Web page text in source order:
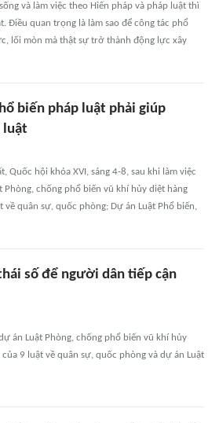
và làm việc theo Hiến pháp và pháp luật thì
Điều quan trọng là làm sao để công tác phổ
lối mòn mà thật sự trở thành động lực xây
biến pháp luật phải giúp
luật
hội khóa XVI, sáng 4-8, sau khi làm việc
chống phổ biến vũ khí hủy diệt hàng
về quân sự, quốc phòng; Dự án Luật Phổ biến,
số để người dân tiếp cận
án Luật Phòng, chống phổ biến vũ khí hủy
9 luật về quân sự, quốc phòng và dự án Luật